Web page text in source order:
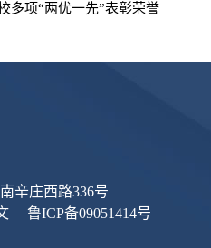
多项“两优一先”表彰荣誉
辛庄西路336号
鲁ICP备09051414号